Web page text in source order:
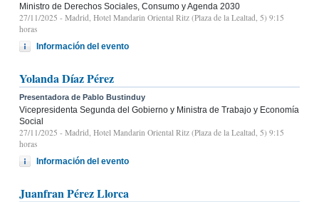
Ministro de Derechos Sociales, Consumo y Agenda 2030
27/11/2025 - Madrid, Hotel Mandarin Oriental Ritz (Plaza de la Lealtad, 5) 9:15
horas
Información del evento
Yolanda Díaz Pérez
Presentadora de Pablo Bustinduy
Vicepresidenta Segunda del Gobierno y Ministra de Trabajo y Economía
Social
27/11/2025 - Madrid, Hotel Mandarin Oriental Ritz (Plaza de la Lealtad, 5) 9:15
horas
Información del evento
Juanfran Pérez Llorca